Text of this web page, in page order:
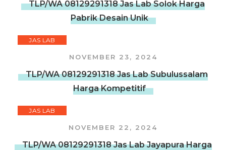
TLP/WA 08129291318 Jas Lab Solok Harga
Pabrik Desain Unik
JAS LAB
NOVEMBER 23, 2024
TLP/WA 08129291318 Jas Lab Subulussalam
Harga Kompetitif
JAS LAB
NOVEMBER 22, 2024
TLP/WA 08129291318 Jas Lab Jayapura Harga